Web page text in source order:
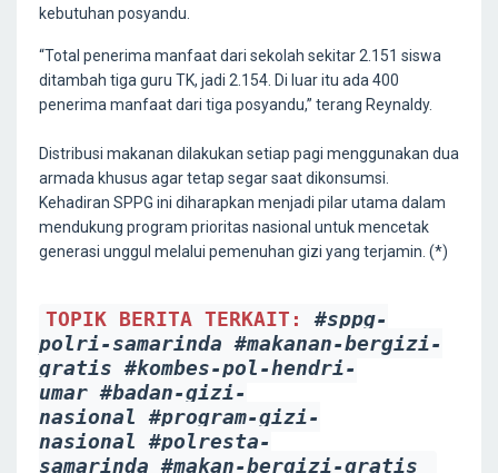
kebutuhan posyandu.
“Total penerima manfaat dari sekolah sekitar 2.151 siswa
ditambah tiga guru TK, jadi 2.154. Di luar itu ada 400
penerima manfaat dari tiga posyandu,” terang Reynaldy.
Distribusi makanan dilakukan setiap pagi menggunakan dua
armada khusus agar tetap segar saat dikonsumsi.
Kehadiran SPPG ini diharapkan menjadi pilar utama dalam
mendukung program prioritas nasional untuk mencetak
generasi unggul melalui pemenuhan gizi yang terjamin. (*)
TOPIK BERITA TERKAIT:
#sppg-
polri-samarinda #makanan-bergizi-
gratis #kombes-pol-hendri-
umar #badan-gizi-
nasional
#program-gizi-
nasional
#polresta-
samarinda #makan-bergizi-gratis